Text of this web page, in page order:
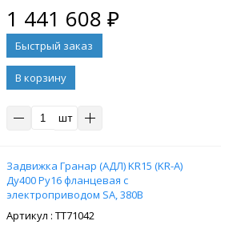
1 441 608 ₽
В корзину
шт
Задвижка Гранар (АДЛ) KR15 (KR-A)
Ду400 Ру16 фланцевая с
электроприводом SA, 380В
: ТТ71042